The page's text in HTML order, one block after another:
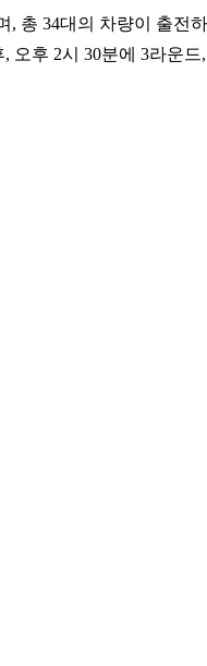
총 34대의 차량이 출
후 2시 30분에 3라운